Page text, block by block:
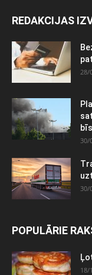
REDAKCIJAS
28/
30/
30/
POPULĀRIE
18/